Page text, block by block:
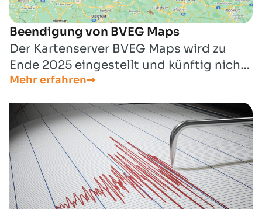
Beendigung von BVEG Maps
Der Kartenserver BVEG Maps wird zu
Ende 2025 eingestellt und künftig nicht
mehr zur Verfügung stehen.
Mehr erfahren